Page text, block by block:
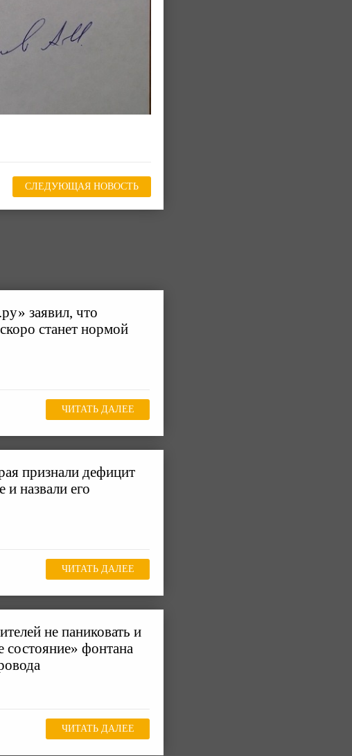
СЛЕДУЮЩАЯ НОВОСТЬ
заявил, что
станет нормой
ЧИТАТЬ ДАЛЕЕ
признали дефицит
и назвали его
ЧИТАТЬ ДАЛЕЕ
не паниковать и
состояние» фонтана
ЧИТАТЬ ДАЛЕЕ